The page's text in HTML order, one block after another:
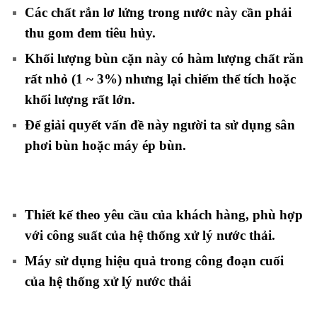
Các chất rắn lơ lửng trong nước này cần phải
thu gom đem tiêu hủy.
Khối lượng bùn cặn này có hàm lượng chất răn
rất nhỏ (1 ~ 3%) nhưng lại chiếm thể tích hoặc
khối lượng rất lớn.
Để giải quyết vấn đề này người ta sử dụng sân
phơi bùn hoặc máy ép bùn.
Thiết kế theo yêu cầu của khách hàng, phù hợp
với công suất của hệ thống xử lý nước thải.
Máy sử dụng hiệu quả trong công đoạn cuối
của hệ thống xử lý nước thải